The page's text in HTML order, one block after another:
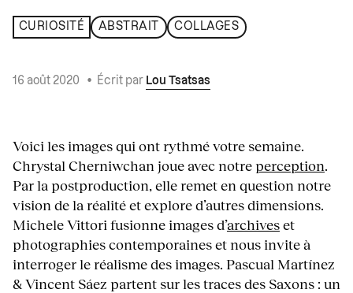
CURIOSITÉ ABSTRAIT COLLAGES
16 août 2020 • Écrit par Lou Tsatsas
Voici les images qui ont rythmé votre semaine.
Chrystal Cherniwchan joue avec notreperception.
Par la postproduction, elle remet en question notre
vision de la réalité et explore d’autres dimensions.
Michele Vittori fusionne images d’archiveset
photographies contemporaines et nous invite à
interroger le réalisme des images. Pascual Martínez
& Vincent Sáez partent sur les traces des Saxons : un